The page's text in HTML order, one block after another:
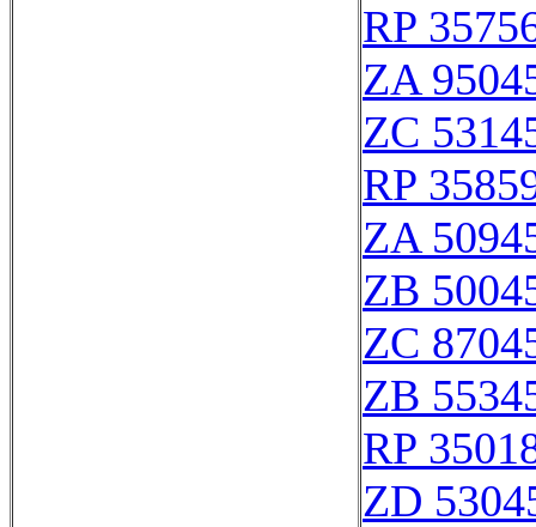
RP
ZA
ZC
RP
ZA
ZB
ZC
ZB
RP
ZD